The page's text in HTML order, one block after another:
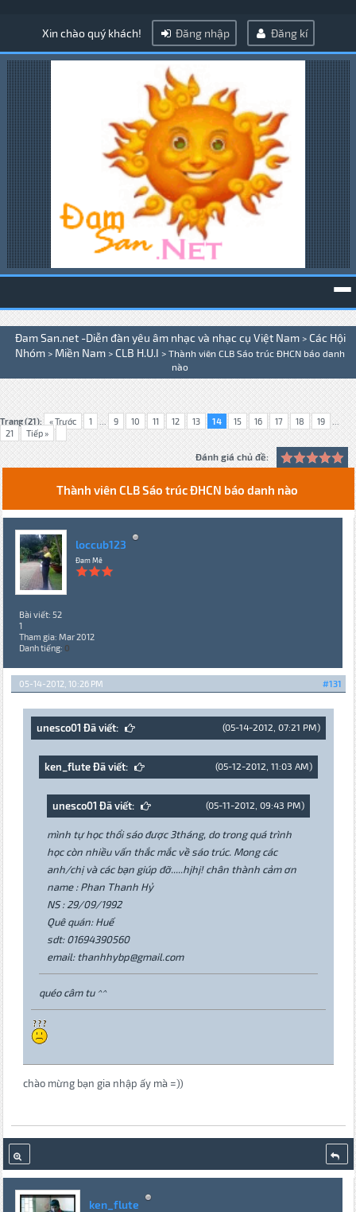
Xin chào quý khách! Đăng nhập Đăng kí
Đam San.net -Diễn đàn yêu âm nhạc và nhạc cụ Việt Nam > Các Hội
Nhóm > Miền Nam > CLB H.U.I > Thành viên CLB Sáo trúc ĐHCN báo danh
nào
Trang (21): « Trước 1 ... 9 10 11 12 13 14 15 16 17 18 19
...
21
Tiếp »
Đánh giá chủ đề:
Thành viên CLB Sáo trúc ĐHCN báo danh nào
loccub123
Đam Mê
Bài viết: 52
1
Tham gia: Mar 2012
Danh tiếng: 0
#131
05-14-2012, 10:26 PM
(05-14-2012, 07:21 PM)
unesco01 Đã viết:
(05-12-2012, 11:03 AM)
ken_flute Đã viết:
(05-11-2012, 09:43 PM)
unesco01 Đã viết:
mình tự học thổi sáo được 3tháng, do trong quá trình
học còn nhiều vấn thắc mắc về sáo trúc. Mong các
anh/chị và các bạn giúp đỡ.....hjhj! chân thành cảm ơn
name : Phan Thanh Hỷ
NS : 29/09/1992
Quê quán: Huế
sdt: 01694390560
email: thanhhybp@gmail.com
quéo câm tu ^^
chào mừng bạn gia nhập ấy mà =))
ken_flute